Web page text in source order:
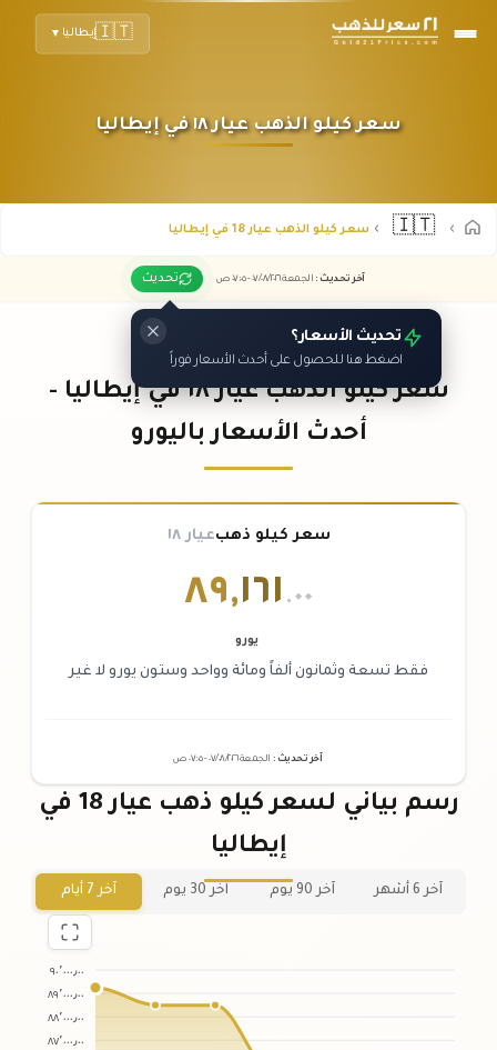
🇮🇹إيطاليا ▼
سعر كيلو الذهب عيار ١٨ في إيطاليا
🇮🇹 سعر كيلو الذهب عيار 18 في إيطاليا
آخر تحديث : الجمعة ٠٧ /٠٨/٢٠٢٦ - ٠٧:٠٥ ص تحديث
تحديث الأسعار؟
اضغط هنا للحصول على أحدث الأسعار فوراً
سعر كيلو الذهب عيار ١٨ في إيطاليا -
أحدث الأسعار باليورو
سعر كيلو ذهبعيار ١٨
٨٩,١٦١ .٠٠
يورو
فقط تسعة وثمانون ألفاً ومائة وواحد وستون يورو لا غير
آخر تحديث : الجمعة ٠٧ /٠٨/٢٠٢٦ - ٠٧:٠٥ ص
رسم بياني لسعر كيلو ذهب عيار 18 في
إيطاليا
آخر 6 أشهر آخر 90 يوم آخر 30 يوم آخر 7 أيام
٩٠٬٠٠٠٫٠٠
٨٩٬٠٠٠٫٠٠
٨٨٬٠٠٠٫٠٠
٨٧٬٠٠٠٫٠٠